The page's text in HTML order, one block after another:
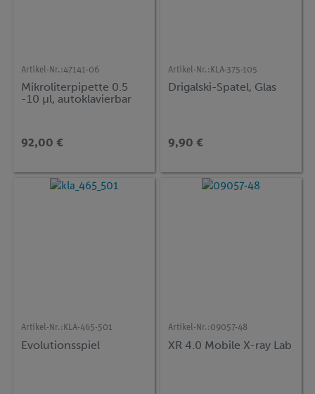
Artikel-Nr.:47141-06
Mikroliterpipette 0.5
-10 µl, autoklavierbar
92,00 €
Artikel-Nr.: KLA-375-105
Drigalski-Spatel, Glas
9,90 €
Artikel-Nr.: KLA-465-501
Evolutionsspiel
Artikel-Nr.:09057-48
XR 4.0 Mobile X-ray Lab